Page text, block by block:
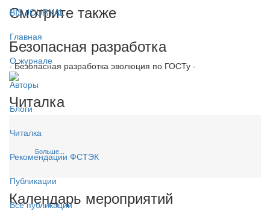
BIS JOURNAL
Главная
О журнале
Авторы
Блоги
Читалка
Рекомендации ФСТЭК
Публикации
Все публикации
Смотрите также
Безопасная разработка
- Безопасная разработка эволюция по ГОСТу -
Читалка
Больше...
Календарь мероприятий